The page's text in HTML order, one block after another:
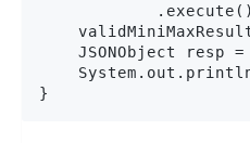
JSONObject resp =
}